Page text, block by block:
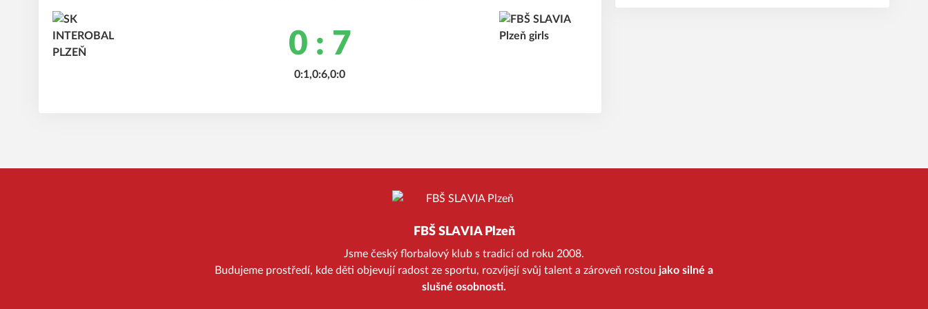
0 : 7
0:1,0:6,0:0
FBŠ SLAVIA Plzeň
Jsme český florbalový klub s tradicí od roku 2008.
Budujeme prostředí, kde děti objevují radost ze sportu, rozvíjejí svůj talent a zároveň rostou jako silné a
slušné osobnosti.